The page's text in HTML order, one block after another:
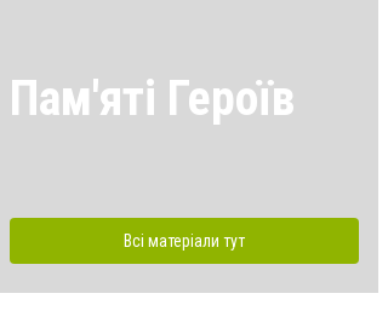
Пам'яті Героїв
Всі матеріали тут